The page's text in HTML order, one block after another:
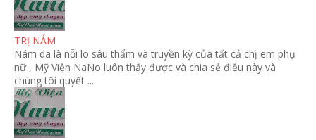
TRỊ NÁM
Nám da là nỗi lo sâu thẩm và truyền kỳ của tất cả chị em phụ
nữ , Mỹ Viện NaNo luôn thấy được và chia sẻ điều này và
chúng tôi quyết ...